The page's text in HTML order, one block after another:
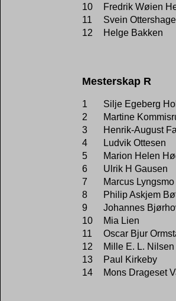
10 Fredrik Wøien
11
Svein
12
Helge Bakken
Mesterskap R
1 Silje Egeberg
2
Martine
3
Henrik-August
4
Ludvik Ottesen
5
Marion Helen
6
Ulrik H Gausen
7
Marcus
8
Philip Askjem
9
Johannes
10
Mia Lien
11
Oscar Bjur
12
Mille E. L. Nilsen
13
Paul Kirkeby
14
Mons Drageset